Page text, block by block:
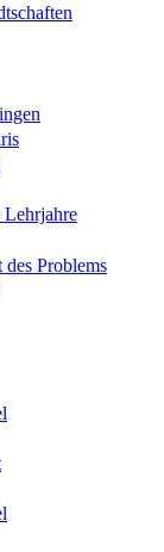
Lehrjahre
Problems